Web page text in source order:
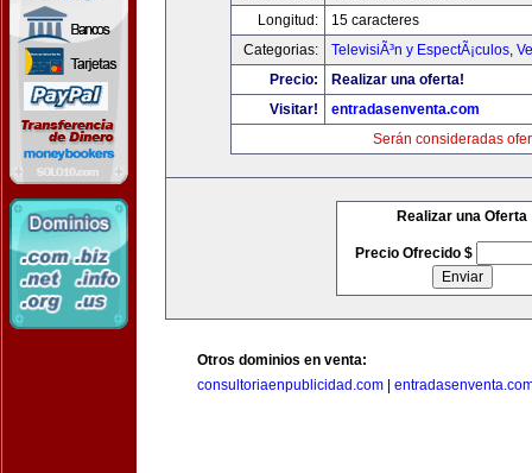
Longitud:
15 caracteres
Categorias:
TelevisiÃ³n y EspectÃ¡culos,
Precio:
Realizar una oferta!
Visitar!
entradasenventa.com
Serán consideradas
Realizar una Oferta
Precio Ofrecido $
Otros dominios en venta:
consultoriaenpublicidad.com